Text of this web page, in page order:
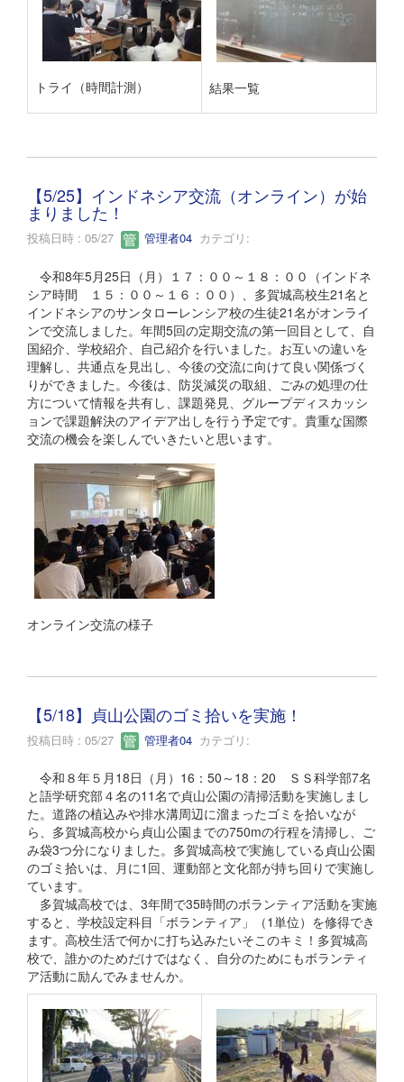
トライ（時間計測） 結果一覧
【5/25】インドネシア交流（オンライン）が始
まりました！
投稿日時 : 05/27 管理者04 カテゴリ:
令和8年5月25日（月）１７：００～１８：００（インドネ
シア時間 １５：００～１６：００）、多賀城高校生21名と
インドネシアのサンタローレンシア校の生徒21名がオンライ
ンで交流しました。年間5回の定期交流の第一回目として、自
国紹介、学校紹介、自己紹介を行いました。お互いの違いを
理解し、共通点を見出し、今後の交流に向けて良い関係づく
りができました。今後は、防災減災の取組、ごみの処理の仕
方について情報を共有し、課題発見、グループディスカッシ
ョンで課題解決のアイデア出しを行う予定です。貴重な国際
交流の機会を楽しんでいきたいと思います。
オンライン交流の様子
【5/18】貞山公園のゴミ拾いを実施！
投稿日時 : 05/27 管理者04 カテゴリ:
令和８年５月18日（月）16：50～18：20 ＳＳ科学部7名
と語学研究部４名の11名で貞山公園の清掃活動を実施しまし
た。道路の植込みや排水溝周辺に溜まったゴミを拾いなが
ら、多賀城高校から貞山公園までの750mの行程を清掃し、ご
み袋3つ分になりました。多賀城高校で実施している貞山公園
のゴミ拾いは、月に1回、運動部と文化部が持ち回りで実施し
ています。
多賀城高校では、3年間で35時間のボランティア活動を実施
すると、学校設定科目「ボランティア」（1単位）を修得でき
ます。高校生活で何かに打ち込みたいそこのキミ！多賀城高
校で、誰かのためだけではなく、自分のためにもボランティ
ア活動に励んでみませんか。